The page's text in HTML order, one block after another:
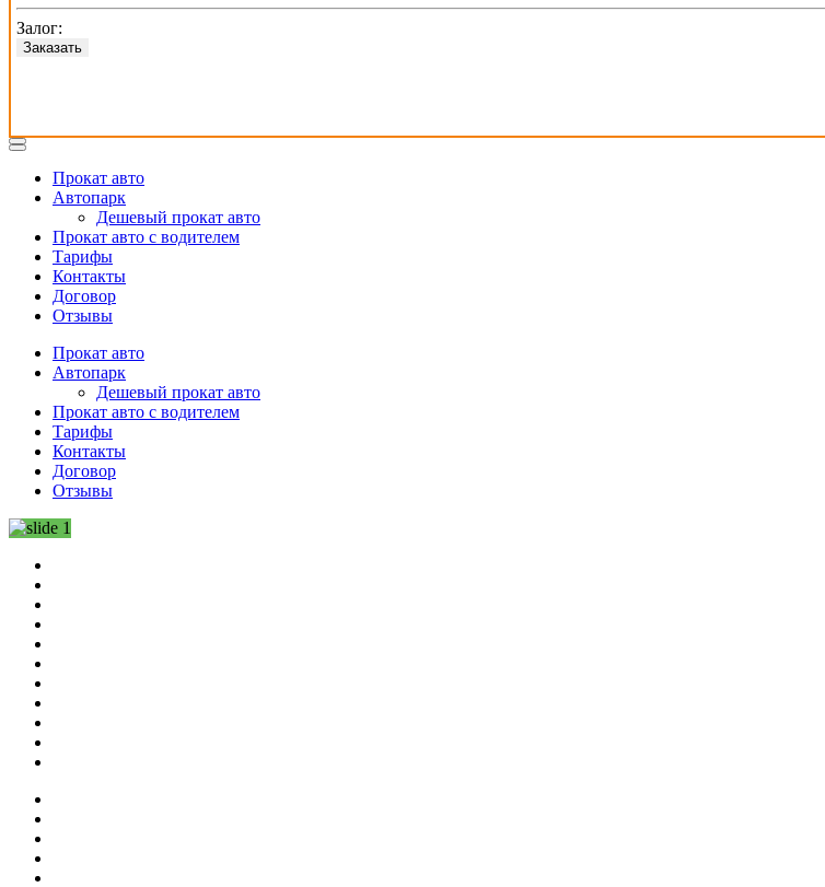
Залог:
Заказать
Прокат авто
Автопарк
Дешевый прокат авто
Прокат авто с водителем
Тарифы
Контакты
Договор
Отзывы
Прокат авто
Автопарк
Дешевый прокат авто
Прокат авто с водителем
Тарифы
Контакты
Договор
Отзывы